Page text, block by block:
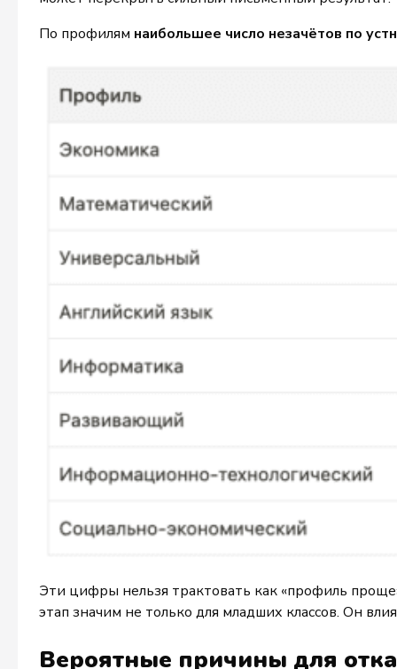
По профилям наибольшее число незачётов по
Эти цифры нельзя трактовать как «профиль
этап значим не только для младших классов. Он
Вероятные причины для